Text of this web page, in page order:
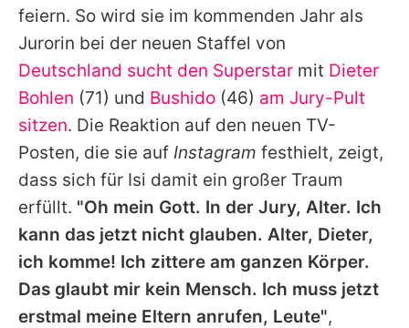
feiern. So wird sie im kommenden Jahr als
Jurorin bei der neuen Staffel von
Deutschland sucht den Superstar mit Dieter
Bohlen (71) und Bushido (46) am Jury-Pult
sitzen. Die Reaktion auf den neuen TV-
Posten, die sie auf Instagram festhielt, zeigt,
dass sich für Isi damit ein großer Traum
erfüllt. "Oh mein Gott. In der Jury, Alter. Ich
kann das jetzt nicht glauben. Alter, Dieter,
ich komme! Ich zittere am ganzen Körper.
Das glaubt mir kein Mensch. Ich muss jetzt
erstmal meine Eltern anrufen, Leute",